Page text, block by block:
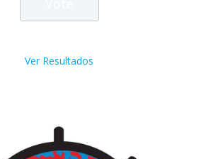
Ver Resultados